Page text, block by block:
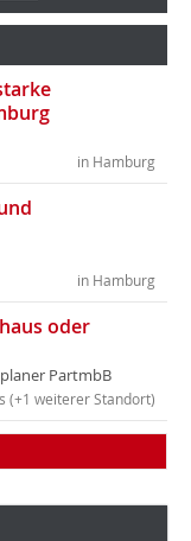
in Hamburg
in Hamburg
oder
PartmbB
(+1 weiterer Standort)